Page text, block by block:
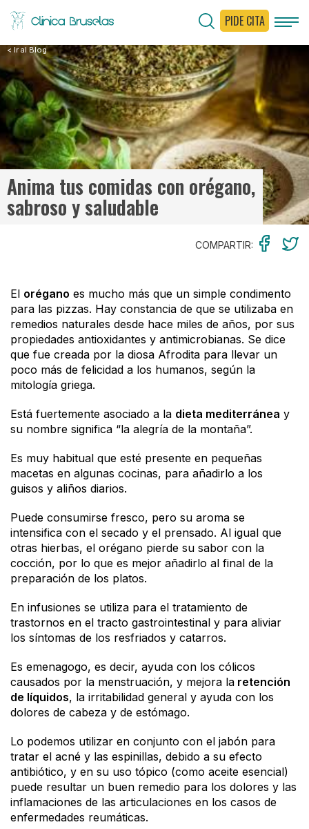
PIDE CITA
< Ir al Blog
Anima tus comidas con orégano,
sabroso y saludable
COMPARTIR:
El orégano es mucho más que un simple condimento
para las pizzas. Hay constancia de que se utilizaba en
remedios naturales desde hace miles de años, por sus
propiedades antioxidantes y antimicrobianas. Se dice
que fue creada por la diosa Afrodita para llevar un
poco más de felicidad a los humanos, según la
mitología griega.
Está fuertemente asociado a la dieta mediterránea y
su nombre significa “la alegría de la montaña”.
Es muy habitual que esté presente en pequeñas
macetas en algunas cocinas, para añadirlo a los
guisos y aliños diarios.
Puede consumirse fresco, pero su aroma se
intensifica con el secado y el prensado. Al igual que
otras hierbas, el orégano pierde su sabor con la
cocción, por lo que es mejor añadirlo al final de la
preparación de los platos.
En infusiones se utiliza para el tratamiento de
trastornos en el tracto gastrointestinal y para aliviar
los síntomas de los resfriados y catarros.
Es emenagogo, es decir, ayuda con los cólicos
causados por la menstruación, y mejora la retención
de líquidos, la irritabilidad general y ayuda con los
dolores de cabeza y de estómago.
Lo podemos utilizar en conjunto con el jabón para
tratar el acné y las espinillas, debido a su efecto
antibiótico, y en su uso tópico (como aceite esencial)
puede resultar un buen remedio para los dolores y las
inflamaciones de las articulaciones en los casos de
enfermedades reumáticas.